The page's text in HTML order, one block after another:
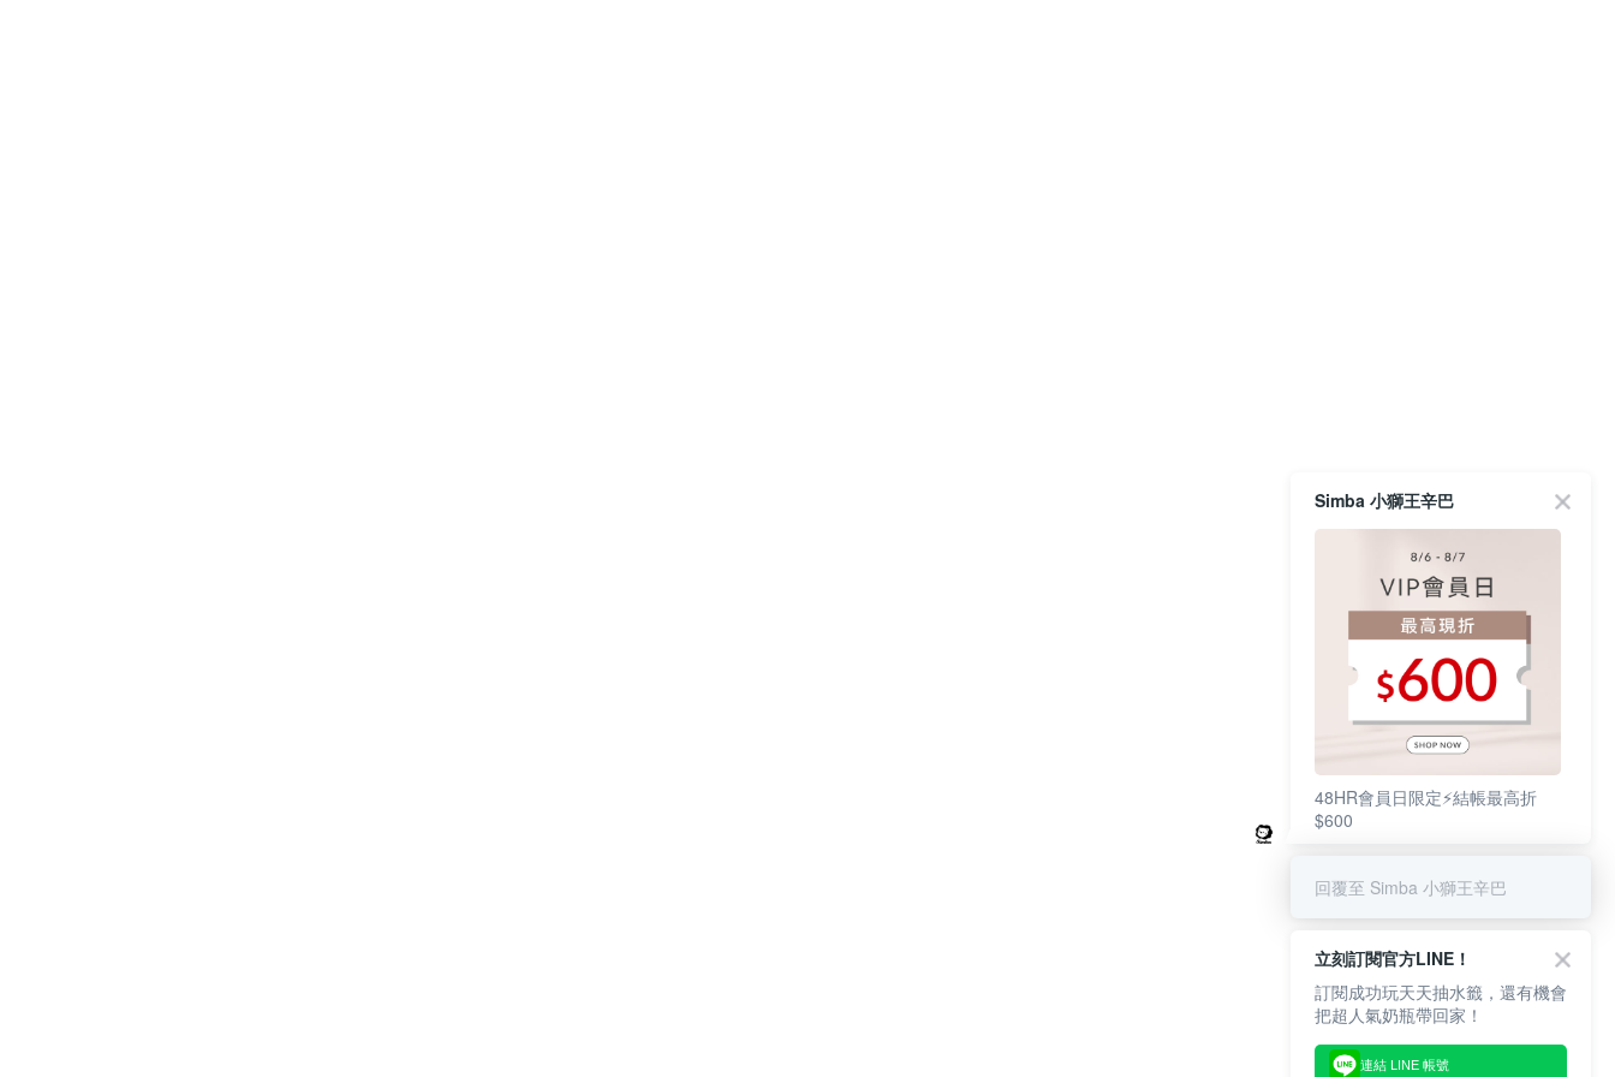
Simba 小獅王辛巴
48HR會員日限定⚡結帳最高折
$600
回覆至 Simba 小獅王辛巴
立刻訂閱官方LINE！
訂閱成功玩天天抽水籤，還有機會
把超人氣奶瓶帶回家！
連結 LINE 帳號